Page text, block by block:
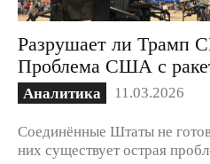
Разрушает ли Трамп
Проблема США с
Аналитика 11.03.2026
Соединённые Штаты не
них существует острая